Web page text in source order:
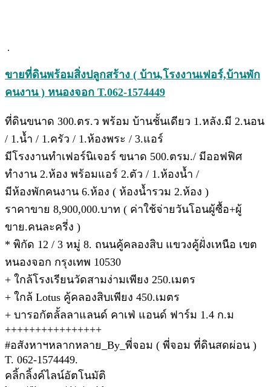
.
ขายที่ดินพร้อมสิ่งปลูกสร้าง ( บ้าน,โรงงานเฟอร์,บ้านพัก
คนงาน ) หนองจอก T.062-1574449
ที่ดินขนาด 300.ตร.ว พร้อม บ้านชั้นเดียว 1.หลัง.มี 2.นอน
/ 1.น้ำ / 1.ครัว / 1.ห้องพระ / 3.แอร์
มีโรงงานทำเฟอร์นิเจอร์ ขนาด 500.ตรม./ มีออฟฟิศ
ทำงาน 2.ห้อง พร้อมแอร์ 2.ตัว / 1.ห้องน้ำ /
มีห้องพักคนงาน 6.ห้อง ( ห้องน้ำรวม 2.ห้อง )
ราคาขาย 8,900,000.บาท ( ค่าใช้จ่ายวันโอนผู้ซื้อ+ผู้
ขาย.คนละครี่ง )
* พิกัด 12 / 3 หมู่ 8. ถนนคู้คลองสิบ แขวงคู้ฝั่งเหนือ เขต
หนองจอก กรุงเทพ 10530
+ ใกล้โรงเรียนวัดสามง่ามเพียง 250.เมตร
+ ใกล้ Lotus คู้คลองสิบเพียง 450.เมตร
+ บารอกัตลั้ลลาแลนด์ คาเฟ่ แอนด์ ฟาร์ม 1.4 ก.ม
++++++++++++++++
#อสังหาฯหลากหลาย_By_พี่จอม ( พี่จอม ที่ดินสดผ่อน )
T. 062-1574449.
คลิ้กลิ้งค์ไลน์อัตโนมัติ